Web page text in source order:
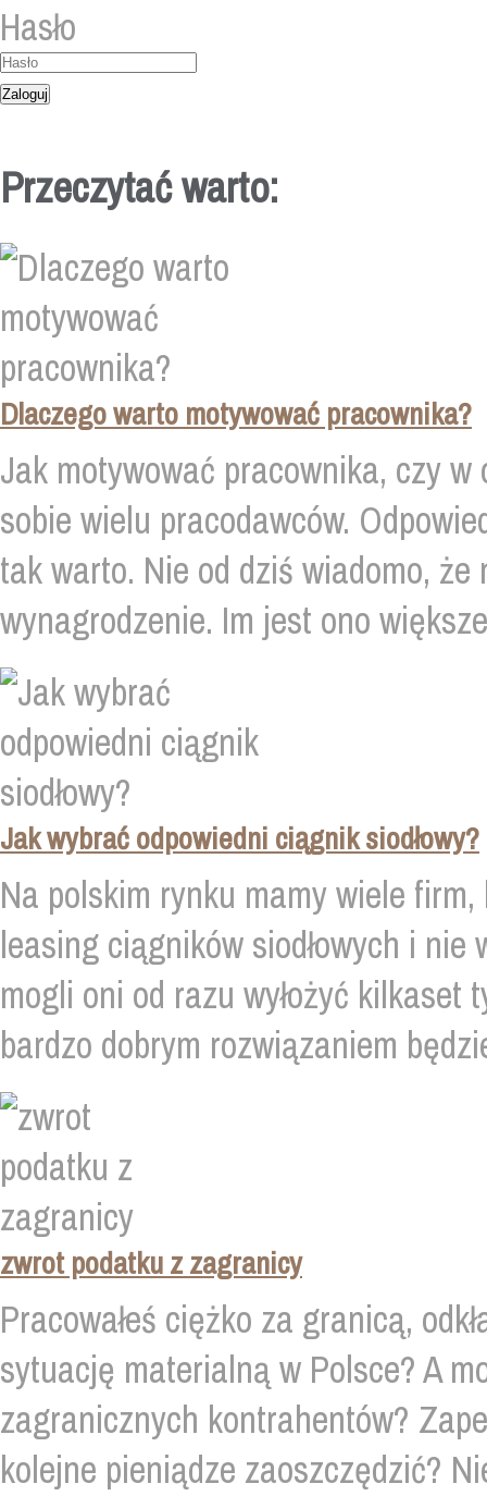
Hasło
Przeczytać warto:
Dlaczego warto motywować pracownika?
Jak motywować pracownika, czy
sobie wielu pracodawców.
tak warto. Nie od dziś wiadomo,
wynagrodzenie. Im jest ono
Jak wybrać odpowiedni ciągnik siodłowy?
Na polskim rynku mamy wiele
leasing ciągników siodłowych i
mogli oni od razu wyłożyć
bardzo dobrym rozwiązaniem
zwrot podatku z zagranicy
Pracowałeś ciężko za granicą,
sytuację materialną w Polsce? A
zagranicznych kontrahentów?
kolejne pieniądze zaoszczędzić?